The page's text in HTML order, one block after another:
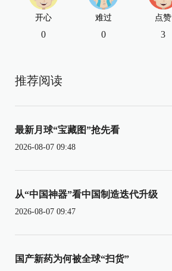
开心
0
难过
0
点赞
3
推荐阅读
最新月球“宝藏图”抢先看
2026-08-07 09:48
从“中国神器”看中国制造迭代升级
2026-08-07 09:47
国产新药为何被全球“扫货”